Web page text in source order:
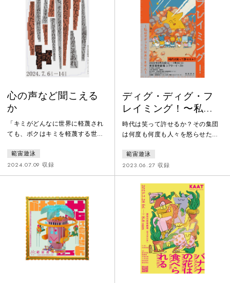
められたような空間を、全力で走
っている。現在のぼくは、それは
なぜなのか、知っている。でもあ
のころのぼくは、それがなんなの
か、なに
心の声など聞こえる
か
「キミがどんなに世界に軽蔑され
ても、ボクはキミを軽蔑する世界
た。」第66回岸田國士戯曲賞受賞
作『バナナの花は食べられる』で
描いた“人情”のその先、“愛”のフ
演では作家に専念すると宣言した
山本卓卓が、夫婦という最小単位
のコミュニティから日本社会を浮
かび上がらせ、罵倒や暴力の先に
ある人間の優しさと愛を描く。
範宙遊泳
2024.07.09 収録
ディグ・ディグ・フ
レイミング！〜私は
ロボットではありま
せん〜
時代は笑って許せるか？その集団
は何度も何度も人々を怒らせた。
にいやがらせを行うくらいで決し
てその集団の目の前には現れなか
った。怒られた実感のない集団
は、自分たちの過ちを忘れまた再
び人々を怒らせるようなことをす
る。怒る人々はますます怒るがそ
の集団を社会から抹殺することは
できない。なぜならばその集団に
は驚くべき愛らしさがあったから
だった。━━━第66回岸田國士戯
曲賞受賞作
範宙遊泳
2023.06.27 収録